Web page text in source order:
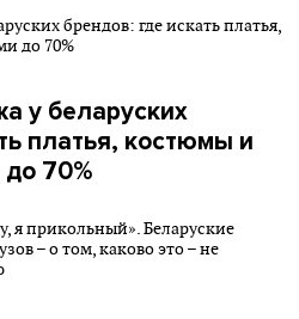
у беларуских
платья, костюмы и
70%